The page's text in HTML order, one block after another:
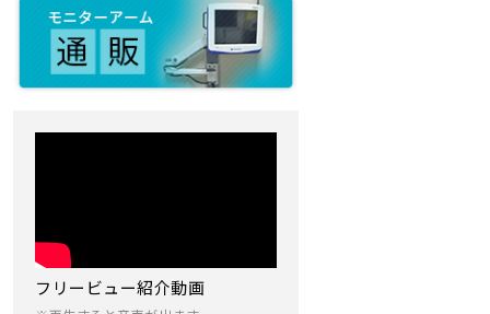
フリービュー紹介動画